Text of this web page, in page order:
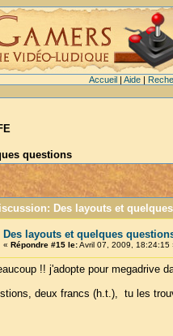
Accueil| Aide|
questions
Des layouts et
Des layouts et quelques
« Répondre #15 le:Avril 07, 2009, 18:24:15
!! j'adopte pour megadrive
deux francs (h.t.), tu les